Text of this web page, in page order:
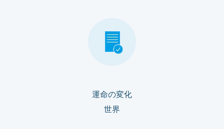
運命の変化
世界